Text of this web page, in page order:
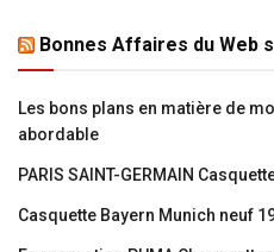
Bonnes Affaires du Web
Les bons plans en matière de
abordable
PARIS SAINT-GERMAIN
Casquette Bayern Munich neuf